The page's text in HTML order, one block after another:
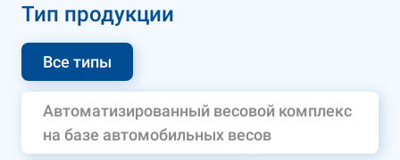
Тип продукции
Все типы
Автоматизированный весовой комплекс
на базе автомобильных весов